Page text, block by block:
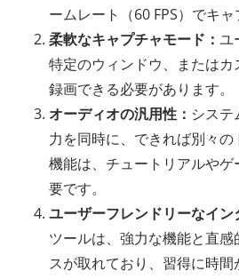
ームレート（60 FPS）でキャ
柔軟なキャプチャモード： ユ
特定のウィンドウ、または
録画できる必要があります。
オーディオの汎用性： システ
力を同時に、できれば別々
機能は、チュートリアルや
要です。
ユーザーフレンドリーなイン
ツールは、強力な機能と直
スが取れており、習得に時間